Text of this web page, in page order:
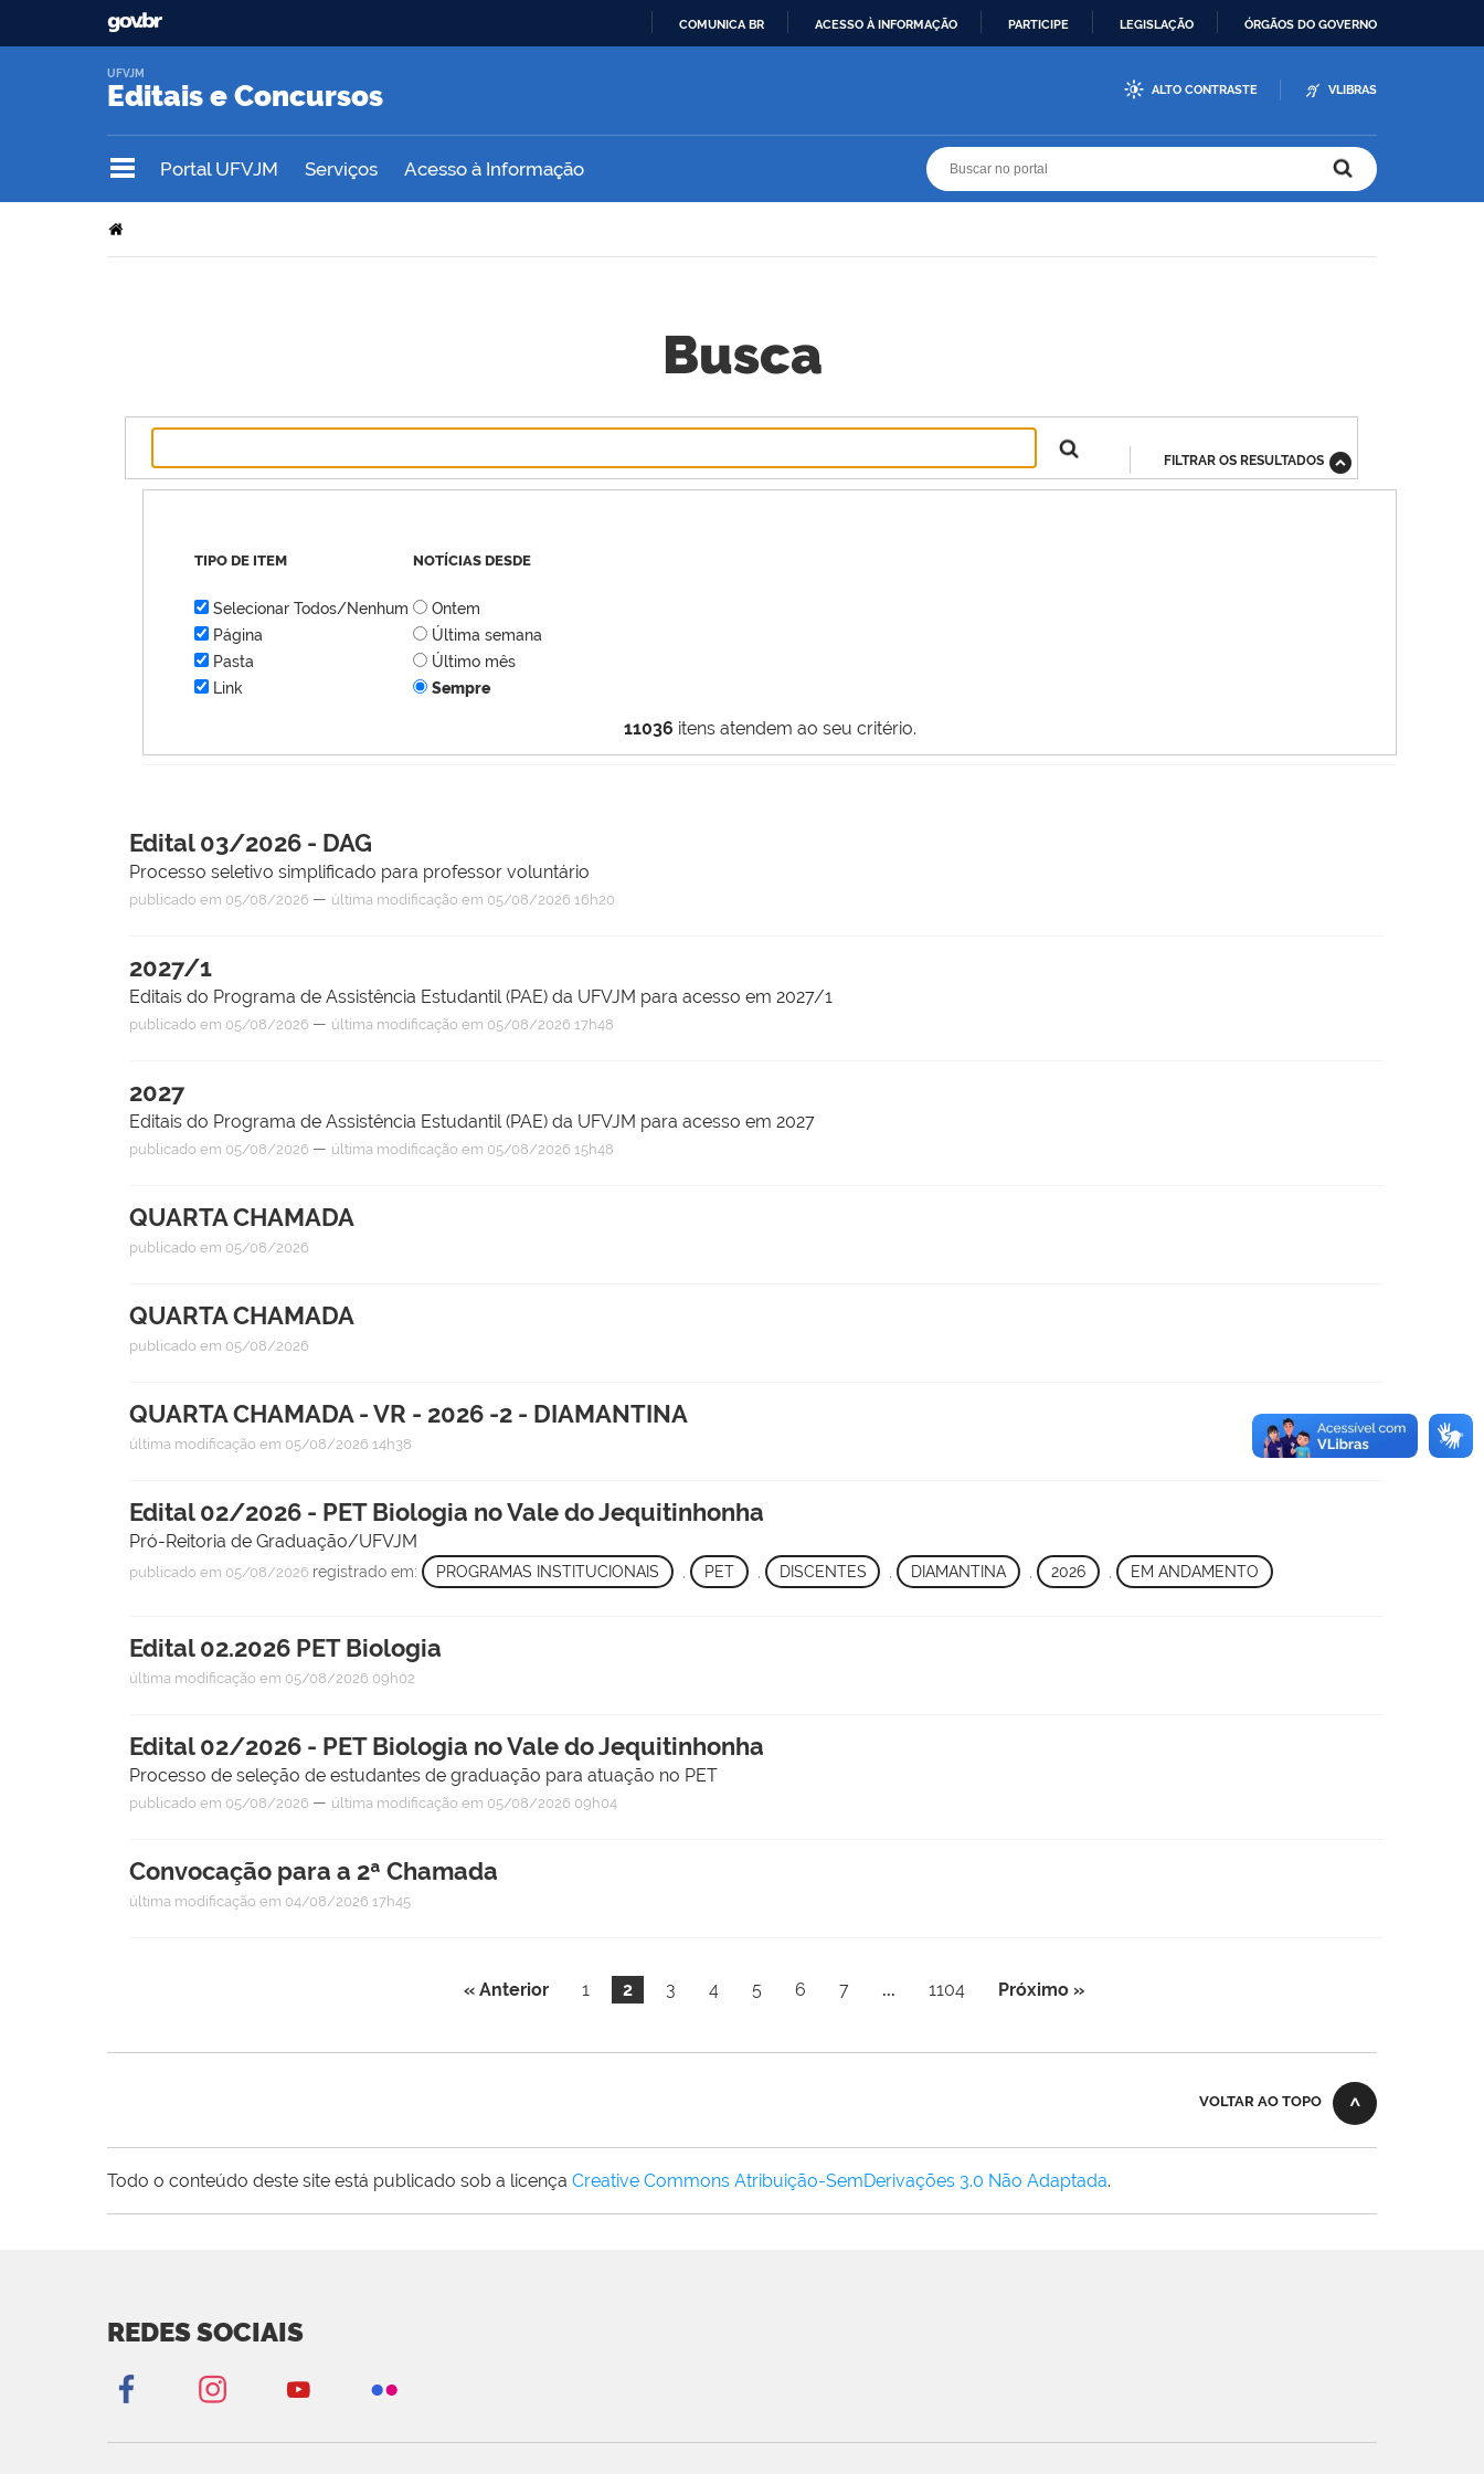
COMUNICA BR ACESSO À INFORMAÇÃO PARTICIPE LEGISLAÇÃO ÓRGÃOS DO GOVERNO
Editais e Concursos
UFVJM
ALTO CONTRASTE VLIBRAS
Portal UFVJM Serviços Acesso à Informação
Busca
11036 itens atendem ao seu critério.
FILTRAR OS RESULTADOS
TIPO DE ITEM
Selecionar Todos/Nenhum
Página
Pasta
Link
NOTÍCIAS DESDE
Ontem
Última semana
Último mês
Sempre
Edital 03/2026 - DAG
Processo seletivo simplificado para professor voluntário
publicado em 05/08/2026 — última modificação em 05/08/2026 16h20
2027/1
Editais do Programa de Assistência Estudantil (PAE) da UFVJM para acesso em 2027/1
publicado em 05/08/2026 — última modificação em 05/08/2026 17h48
2027
Editais do Programa de Assistência Estudantil (PAE) da UFVJM para acesso em 2027
publicado em 05/08/2026 — última modificação em 05/08/2026 15h48
QUARTA CHAMADA
publicado em 05/08/2026
QUARTA CHAMADA
publicado em 05/08/2026
QUARTA CHAMADA - VR - 2026 -2 - DIAMANTINA
última modificação em 05/08/2026 14h38
Edital 02/2026 - PET Biologia no Vale do Jequitinhonha
Pró-Reitoria de Graduação/UFVJM
publicado em 05/08/2026 registrado em: PROGRAMAS INSTITUCIONAIS PET DISCENTES , DIAMANTINA , 2026 EM ANDAMENTO
Edital 02.2026 PET Biologia
última modificação em 05/08/2026 09h02
Edital 02/2026 - PET Biologia no Vale do Jequitinhonha
Processo de seleção de estudantes de graduação para atuação no PET
publicado em 05/08/2026 — última modificação em 05/08/2026 09h04
Convocação para a 2ª Chamada
última modificação em 04/08/2026 17h45
« Anterior 1 2 3 4 5 6 7 ... 1104 Próximo »
VOLTAR AO TOPO
Todo o conteúdo deste site está publicado sob a licença Creative Commons Atribuição-SemDerivações 3.0 Não Adaptada.
REDES SOCIAIS